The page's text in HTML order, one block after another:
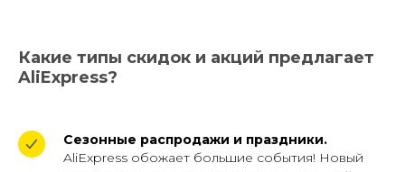
Какие типы скидок и акций предлагает
AliExpress?
Сезонные распродажи и праздники.
AliExpress обожает большие события! Новый